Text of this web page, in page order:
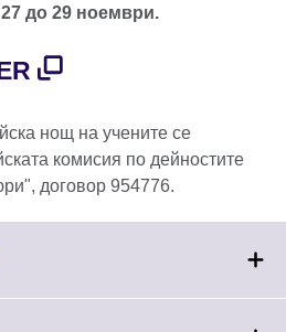
до 29 ноември.
нощ на учените се
комисия по дейностите
договор 954776.